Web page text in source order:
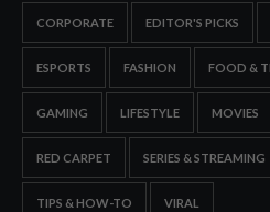
CORPORATE EDITOR'S PICKS
ESPORTS FASHION FOOD &
GAMING LIFESTYLE MOVIES
RED CARPET SERIES & STREAMING
TIPS & HOW-TO VIRAL